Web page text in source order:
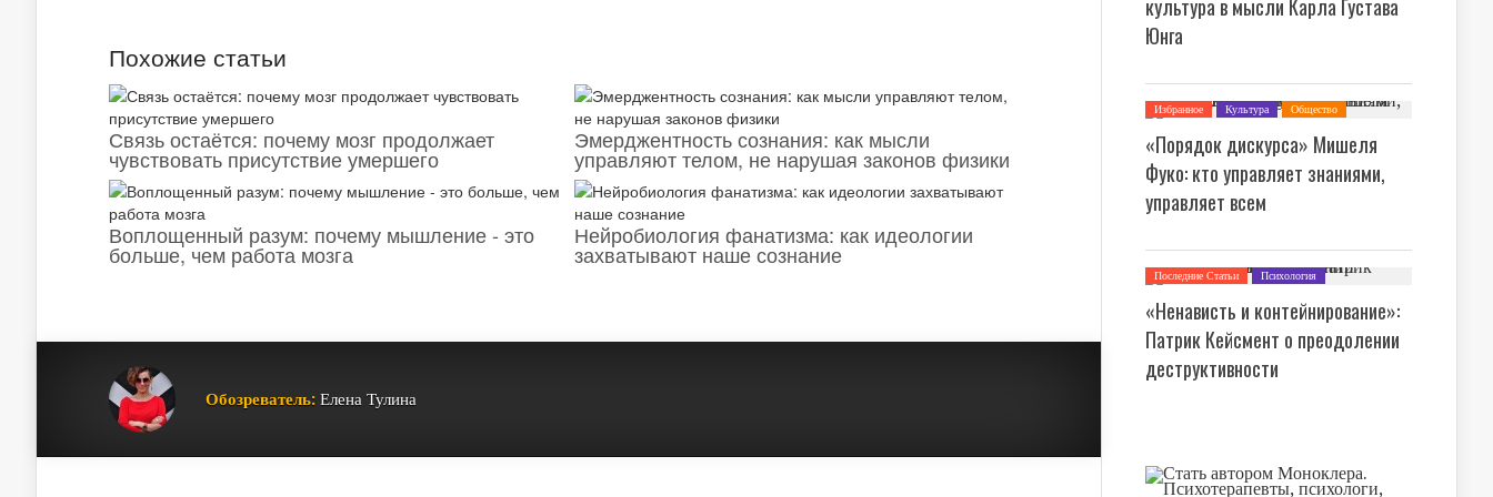
Похожие статьи
Связь остаётся: почему мозг продолжает
чувствовать присутствие умершего
Эмерджентность сознания: как мысли
управляют телом, не нарушая законов физики
Воплощенный разум: почему мышление - это
больше, чем работа мозга
Нейробиология фанатизма: как идеологии
захватывают наше сознание
Обозреватель: Елена Тулина
культура в мысли Карла Густава
Юнга
Избранное Культура
Общество
Философия
«Порядок дискурса» Мишеля
Фуко: кто управляет знаниями,
управляет всем
Последние Статьи Психология
«Ненависть и контейнирование»:
Патрик Кейсмент о преодолении
деструктивности